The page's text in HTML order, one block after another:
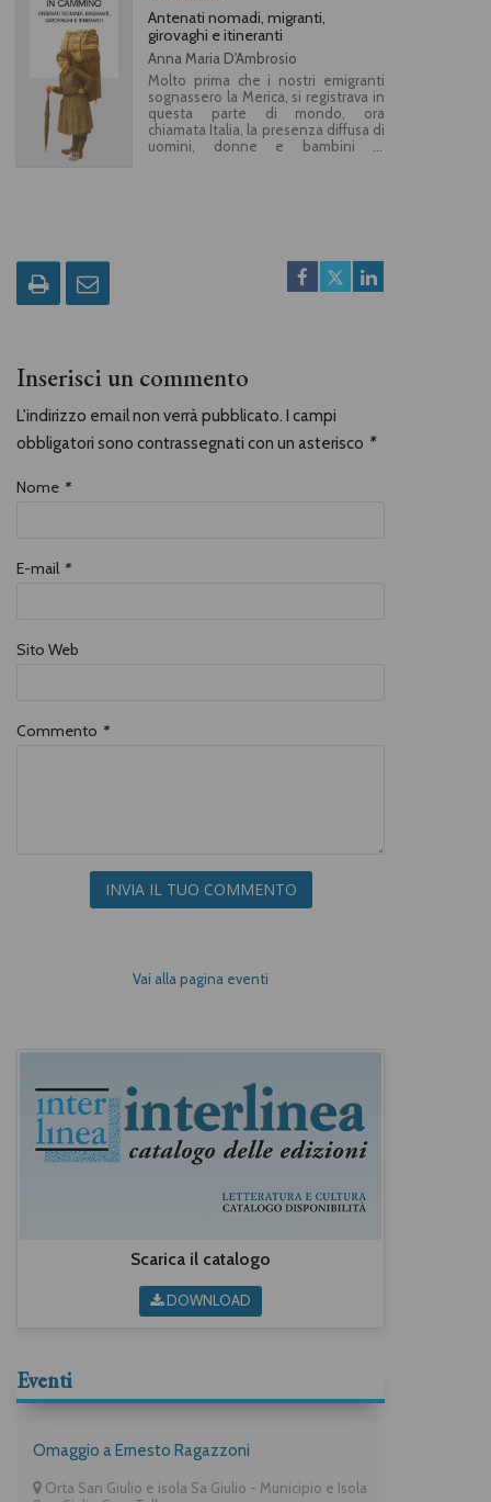
Antenati nomadi, migranti,
girovaghi e itineranti
Anna Maria D'Ambrosio
Molto prima che i nostri emigranti
sognassero la Merica, si registrava in
questa parte di mondo, ora
chiamata Italia, la presenza diffusa di
uomini, donne e bambini in
la forza delle proprie braccia, chi
mercanzie o spettacolo di strada e
chi non aveva niente da vendere.
flottante di antico regime di cui si
la mancanza di una
documentazione scritta, poiché
questi poveri erano analfabeti. In
cammino racconta la maestria di
Inserisci un commento
L'indirizzo email non verrà pubblicato. I campi
obbligatori sono contrassegnati con un asterisco *
Nome *
E-mail *
Sito Web
Commento *
INVIA IL TUO COMMENTO
Vai alla pagina eventi
Scarica il catalogo
DOWNLOAD
Eventi
Omaggio a Ernesto Ragazzoni
Orta San Giulio e isola Sa Giulio - Municipio e Isola